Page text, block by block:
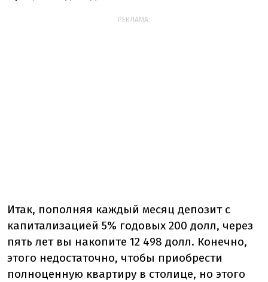
РЕКЛАМА:
Итак, пополняя каждый месяц депозит с
капитализацией 5% годовых 200 долл, через
пять лет вы накопите 12 498 долл. Конечно,
этого недостаточно, чтобы приобрести
полноценную квартиру в столице, но этого